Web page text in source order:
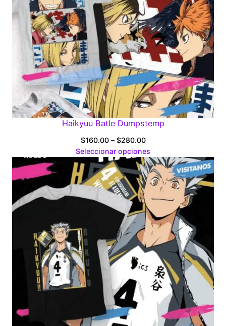
Haikyuu Batle Dumpstemp
$160.00 – $280.00Price
range:
$160.00
through
$280.00
Seleccionar opciones